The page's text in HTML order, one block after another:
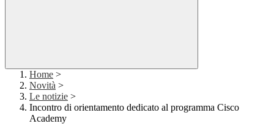
Home >
Novità >
Le notizie >
Incontro di orientamento dedicato al programma Cisco
Academy